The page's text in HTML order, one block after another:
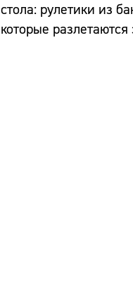
стола: рулетики из
которые